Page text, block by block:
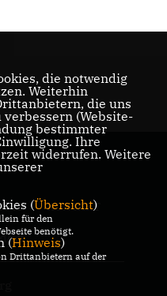
KONTAKT
die notwendig
Weiterhin
die uns
(Website-
bestimmter
Ihre
widerrufen. Weitere
(Übersicht)
für den
benötigt.
(Hinweis)
Drittanbietern auf der